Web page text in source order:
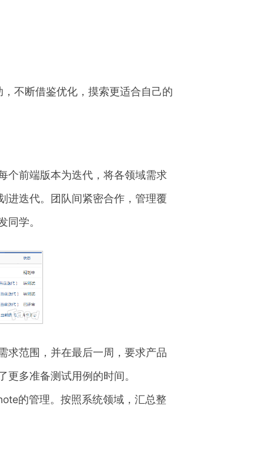
不断借鉴优化，摸索更适合自己的
个前端版本为迭代，将各领域需求
进迭代。团队间紧密合作，管理覆
学。
求范围，并在最后一周，要求产品
多准备测试用例的时间。
的管理。按照系统领域，汇总整